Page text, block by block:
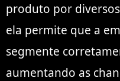
produto por
ela permite que a
segmente
aumentando as